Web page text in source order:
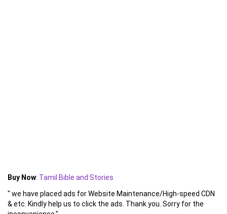
Buy Now: Tamil Bible and Stories
" we have placed ads for Website Maintenance/High-speed CDN
& etc. Kindly help us to click the ads. Thank you. Sorry for the